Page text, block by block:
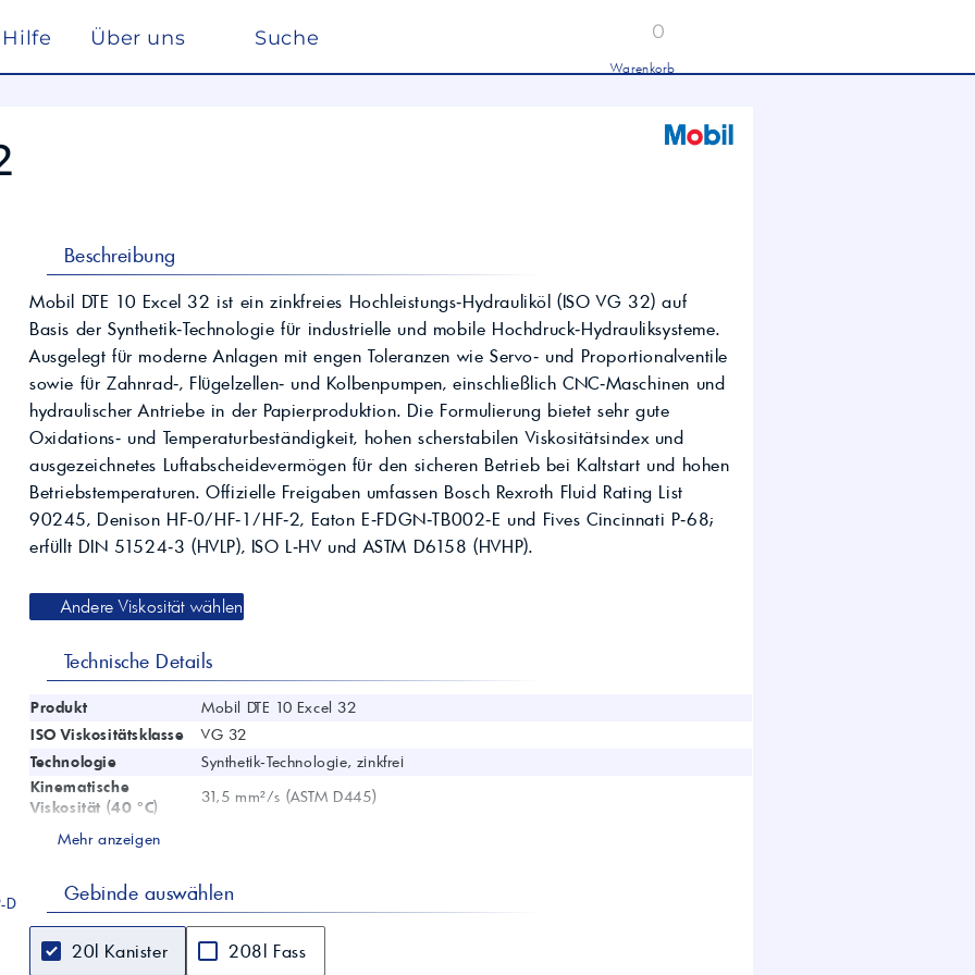
Hilfe Über uns Suche 0
Warenkorb
Pflege, Reinigung und Optimierung
Frostschutz
Alkylatbenzin
Industrieöle
Traktoröle
Motorrad
Hydrauliköle
Schmierfette
Spezialöle
Kompressoröle
Prozessöle
Wasseraufbereitung
BASF Spezialchemie
Industriechemie Agrochemie
Futtermittel
Kosmetik
Produkt anfragen
in
Entschwefelung
und Farbmittel für
für
& Beschichtungen
&
für Bauchemie &
Kühlflüssigkeit für
Rechenzentren –
Immersion Cooling
Petronas für Hydraulik, Getriebe und
Industrie-Getriebeöl CLP –
Fokus CLP 220 für schwere
Getriebe
Landwirtschaft
Hochwertige Öle für die moderne
Landwirtschaft.
UTTO Öle – Universal
Tractor Transmission Oil
Produkt anfragen Kontaktieren Sie uns!
Mobil
REFLEX Total
anfragen Kontaktieren Sie uns!
D
Beschreibung
Mobil DTE 10 Excel 32 ist ein zinkfreies Hochleistungs‑Hydrauliköl (ISO VG 32) auf
Basis der Synthetik‑Technologie für industrielle und mobile Hochdruck‑Hydrauliksysteme.
Ausgelegt für moderne Anlagen mit engen Toleranzen wie Servo‑ und Proportionalventile
sowie für Zahnrad‑, Flügelzellen‑ und Kolbenpumpen, einschließlich CNC‑Maschinen und
hydraulischer Antriebe in der Papierproduktion. Die Formulierung bietet sehr gute
Oxidations‑ und Temperaturbeständigkeit, hohen scherstabilen Viskositätsindex und
ausgezeichnetes Luftabscheidevermögen für den sicheren Betrieb bei Kaltstart und hohen
Betriebstemperaturen. Offizielle Freigaben umfassen Bosch Rexroth Fluid Rating List
90245, Denison HF‑0/HF‑1/HF‑2, Eaton E‑FDGN‑TB002‑E und Fives Cincinnati P‑68;
erfüllt DIN 51524‑3 (HVLP), ISO L‑HV und ASTM D6158 (HVHP).
Andere Viskosität wählen
Technische Details
Produkt
Mobil DTE 10 Excel 32
ISO Viskositätsklasse
VG 32
Technologie
Synthetik‑Technologie, zinkfrei
Kinematische
Viskosität (40 °C)
31,5 mm²/s (ASTM D445)
Kinematische
Viskosität (100 °C)
Pourpoint
-48 °C (ASTM D97)
Flammpunkt (COC)
225 °C (ASTM D92)
Dichte bei 15 °C
0,845 kg/l (ASTM D4052)
Mehr anzeigen
Gebinde auswählen
20l Kanister 208l Fass